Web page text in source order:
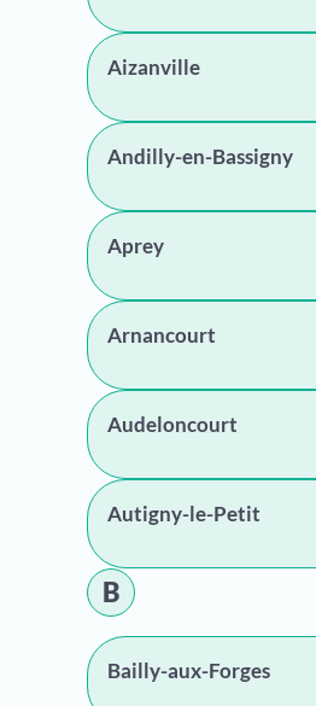
Aizanville
Andilly-en-Bassigny
Aprey
Arnancourt
Audeloncourt
Autigny-le-Petit
B
Bailly-aux-Forges